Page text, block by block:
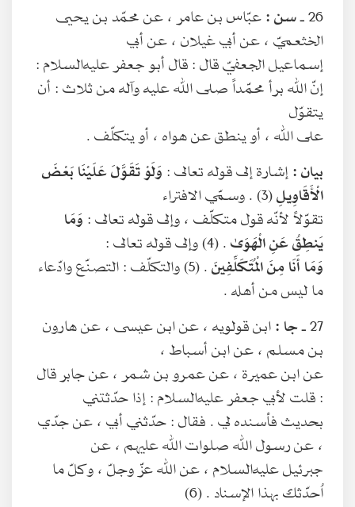
26 ـ سن :عبّاس بن عامر ، عن محمّد بن يحيى
الخثعميّ ، عن أبي غيلان ، عن أبي
إسماعيل الجعفيّ قال : قال أبو جعفر عليه‌السلام :
إنّ الله برأ محمّداً صلى الله عليه وآله من ثلاث : أن
يتقوّل
على الله ، أو ينطق عن هواه ، أو يتكلّف .
بيان :إشارة إلى قوله تعالى :وَلَوْ تَقَوَّلَ عَلَيْنَا بَعْضَ
الْأَقَاوِيلِ(3) . وسمّي الافتراء
تقوّلاً لأنّه قول متكلّف ، وإلى قوله تعالى :وَمَا
يَنطِقُ عَنِ الْهَوَىٰ. (4) وإلى قوله تعالى :
وَمَا أَنَا مِنَ الْمُتَكَلِّفِينَ
. (5) والتكلّف : التصنّع وادّعاء
ما ليس من أهله .
27 ـ جا :ابن قولويه ، عن ابن عيسى ، عن هارون
بن مسلم ، عن ابن أسباط ،
عن ابن عميرة ، عن عمرو بن شمر ، عن جابر قال
: قلت لأبي جعفر عليه‌السلام : إذا حدّثتني
بحديث فأسنده لي . فقال : حدّثني أبي ، عن جدّي
، عن رسول الله صلوات الله عليهم ، عن
جبرئيل عليه‌السلام ، عن الله عزّ وجلّ ، وكلّ ما
اُحدّثك بهذا الإسناد . (6)